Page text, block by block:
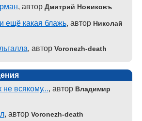
, автор Дмитрий Новиковъ
ещё какая блажь, автор Николай
, автор Voronezh-death
не всякому..., автор Владимир
, автор Voronezh-death